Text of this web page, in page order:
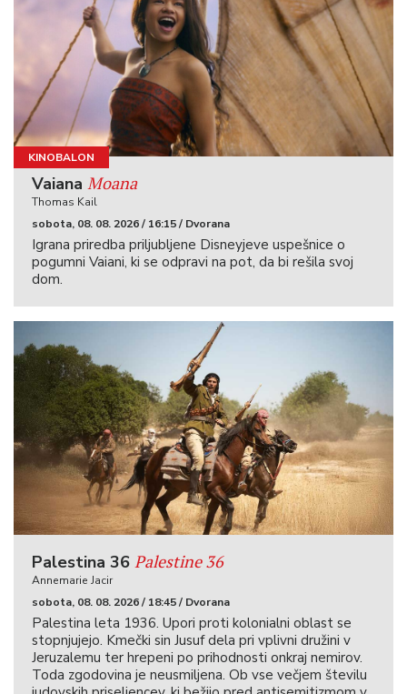
KINOBALON
Vaiana Moana
Thomas Kail
sobota, 08. 08. 2026 / 16:15 / Dvorana
Igrana priredba priljubljene Disneyjeve uspešnice o
pogumni Vaiani, ki se odpravi na pot, da bi rešila svoj
dom.
Palestina 36 Palestine 36
Annemarie Jacir
sobota, 08. 08. 2026 / 18:45 / Dvorana
Palestina leta 1936. Upori proti kolonialni oblast se
stopnjujejo. Kmečki sin Jusuf dela pri vplivni družini v
Jeruzalemu ter hrepeni po prihodnosti onkraj nemirov.
Toda zgodovina je neusmiljena. Ob vse večjem številu